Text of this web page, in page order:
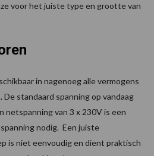
voor het juiste type en grootte van
in nagenoeg alle vermogens
standaard spanning op vandaag
netspanning van 3 x 230V is een
nodig. Een juiste
is niet eenvoudig en dient praktisch